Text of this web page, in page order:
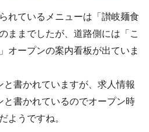
れているメニューは「讃岐麺食
ままでしたが、道路側には「こ
オープンの案内看板が出ていま
書かれていますが、求人情報
と書かれているのでオープン時
ようですね。